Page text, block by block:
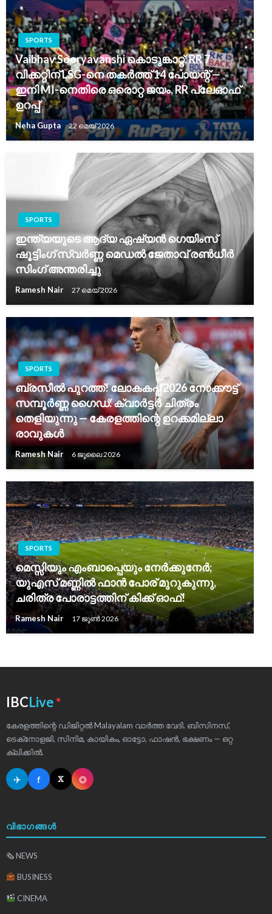
SPORTS
Vaibhav Sooryavanshi കൊടുങ്കാറ്റ്; RR 7
വിക്കറ്റിന് LSG-നെ തകർത്ത് 14 പോയന്റ് —
ഇനി MI-നെതിരെ ഒരൊറ്റ ജയം, RR പ്ലേഓഫ്
ഉറപ്പ്
Neha Gupta 22 മെയ്‌ 2026
SPORTS
ഇന്ത്യയുടെ ആദ്യ ഏഷ്യൻ ഗെയിംസ്
ഷൂട്ടിംഗ് സ്വർണ്ണ മെഡൽ ജേതാവ് രൺധീർ
സിംഗ് അന്തരിച്ചു
Ramesh Nair 27 മെയ്‌ 2026
SPORTS
ബ്രസീൽ പുറത്ത്! ലോകകപ്പ് 2026 നോക്കൗട്ട്
സമ്പൂർണ്ണ ഗൈഡ്: ക്വാർട്ടർ ചിത്രം
തെളിയുന്നു — കേരളത്തിന്റെ ഉറക്കമില്ലാ
രാവുകൾ
Ramesh Nair 6 ജൂലൈ 2026
SPORTS
മെസ്സിയും എംബാപ്പെയും നേർക്കുനേർ;
യുഎസ് മണ്ണിൽ ഫാൻ പോര് മുറുകുന്നു,
ചരിത്ര പോരാട്ടത്തിന് കിക്ക് ഓഫ്!
Ramesh Nair 17 ജൂൺ 2026
IBCLive ●
കേരളത്തിന്റെ ഡിജിറ്റൽ Malayalam വാർത്ത വേദി. ബിസിനസ്,
ടെക്‌നോളജി, സിനിമ, കായികം, ഓട്ടോ, ഫാഷൻ, ഭക്ഷണം — ഒറ്റ
ക്ലിക്കിൽ.
✈ f 𝕏 ◎
വിഭാഗങ്ങൾ
🗞 NEWS
BUSINESS
CINEMA